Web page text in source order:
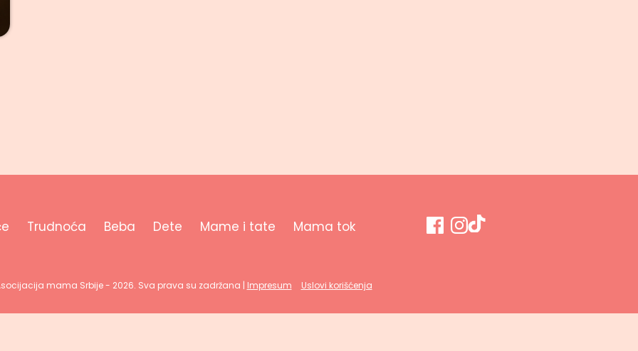
Trudnoća Beba Dete Mame i tate Mama tok
mama Srbije - 2026. Sva prava su zadržana | Impresum Uslovi korišćenja